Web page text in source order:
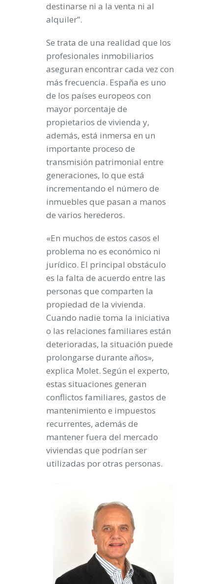
destinarse ni a la venta ni al
alquiler”.
Se trata de una realidad que los
profesionales inmobiliarios
aseguran encontrar cada vez con
más frecuencia. España es uno
de los países europeos con
mayor porcentaje de
propietarios de vivienda y,
además, está inmersa en un
importante proceso de
transmisión patrimonial entre
generaciones, lo que está
incrementando el número de
inmuebles que pasan a manos
de varios herederos.
«En muchos de estos casos el
problema no es económico ni
jurídico. El principal obstáculo
es la falta de acuerdo entre las
personas que comparten la
propiedad de la vivienda.
Cuando nadie toma la iniciativa
o las relaciones familiares están
deterioradas, la situación puede
prolongarse durante años»,
explica Molet. Según el experto,
estas situaciones generan
conflictos familiares, gastos de
mantenimiento e impuestos
recurrentes, además de
mantener fuera del mercado
viviendas que podrían ser
utilizadas por otras personas.